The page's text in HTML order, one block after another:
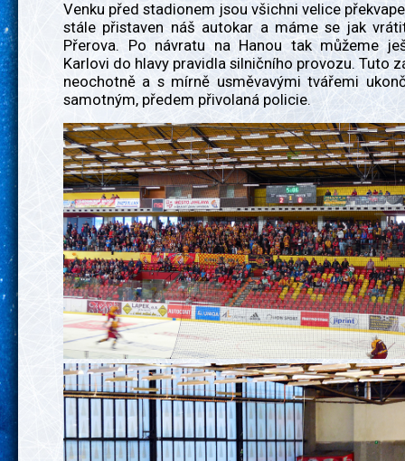
Venku před stadionem jsou všichni velice
stále přistaven náš autokar a máme se jak
Přerova. Po návratu na Hanou tak můžeme
Karlovi do hlavy pravidla silničního provozu. Tuto
neochotně a s mírně usměvavými tvářemi
samotným, předem přivolaná policie.